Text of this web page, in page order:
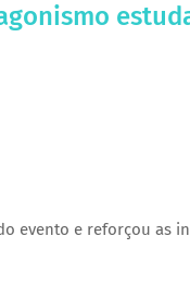
evento e reforçou as